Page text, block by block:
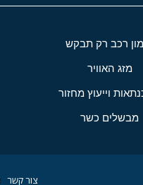
רכב רק תבקש
מזג האוויר
וייעוץ מחזור
מבשלים כשר
צור קשר